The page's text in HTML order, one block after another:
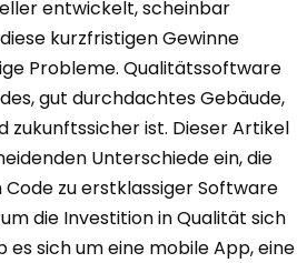
entwickelt, scheinbar
kurzfristigen Gewinne
Probleme. Qualitätssoftware
gut durchdachtes Gebäude,
zukunftssicher ist. Dieser Artikel
Unterschiede ein, die
zu erstklassiger Software
die Investition in Qualität sich
es sich um eine mobile App, eine